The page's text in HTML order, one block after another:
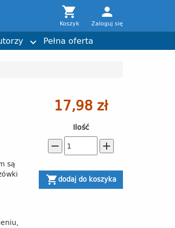

Koszyk
person
Zaloguj się
z przesłaniem

Isaac Kureethadam
Pełna oferta
są
17,98 zł
Ilość
remove add
shopping_cartdodaj do koszyka